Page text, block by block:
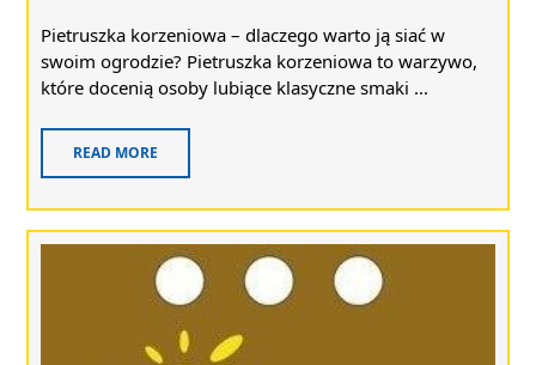
Pietruszka korzeniowa – dlaczego warto ją siać w
swoim ogrodzie? Pietruszka korzeniowa to warzywo,
które docenią osoby lubiące klasyczne smaki ...
READ MORE